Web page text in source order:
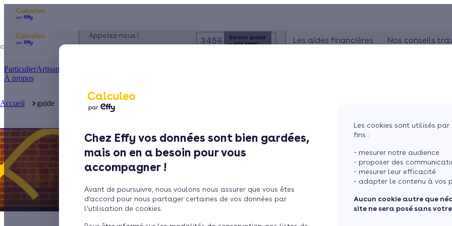
Chez Effy vos données sont bien gardées,
mais on en a besoin pour vous
accompagner !
Avant de poursuivre, nous voulons nous assurer que vous êtes
d’accord pour nous partager certaines de vos données par
l’utilisation de cookies.
Les cookies sont utilisés
fins :
- mesurer notre audience
- proposer des
- mesurer leur efficacité
- adapter le contenu à vos
Aucun cookie autre que
site ne sera posé sans
ParticulierArtisan / installateur
À propos
Appelez-nous ! 3456
Service gratuit
+ prix appel
Les aides financières
L'éco-prêt à taux zéro
Trouver mes aides
Nos conseils
Sol
Toiture
Accueil guide Poêle à granulés